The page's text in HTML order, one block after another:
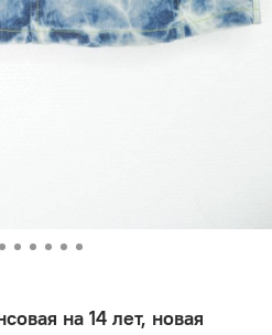
на 14 лет, новая